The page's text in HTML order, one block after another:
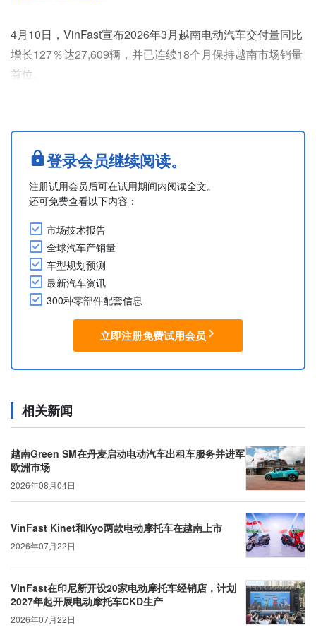
4月10日，VinFast宣布2026年3月越南电动汽车交付量同比
增长127％达27,609辆，并已连续18个月保持越南市场销量
首位。
凑型电动SUV VF 7销量为1,732辆。此外，次紧凑型电动
SUV VF 6销量为3,152辆，VF 5销量为4,218辆，迷你电动
SUV VF 3销量为4,72....
登录会员继续阅读。
注册试用会员后可在试用期间内阅读全文。
还可免费查看以下内容：
市场技术报告
全球汽车产销量
车型规划预测
最新汽车资讯
300种零部件配套信息
立即注册免费试用会员
相关新闻
越南Green SM在丹麦启动电动汽车出租车服务并进军
欧洲市场
2026年08月04日
VinFast Kinet和Kyo两款电动摩托车在越南上市
2026年07月22日
VinFast在印尼新开设20家电动摩托车经销店，计划
2027年起开展电动摩托车CKD生产
2026年07月22日